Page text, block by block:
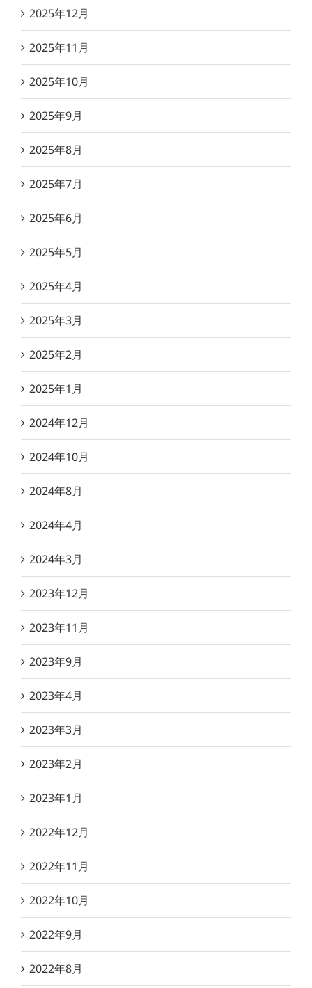
2025年12月
2025年11月
2025年10月
2025年9月
2025年8月
2025年7月
2025年6月
2025年5月
2025年4月
2025年3月
2025年2月
2025年1月
2024年12月
2024年10月
2024年8月
2024年4月
2024年3月
2023年12月
2023年11月
2023年9月
2023年4月
2023年3月
2023年2月
2023年1月
2022年12月
2022年11月
2022年10月
2022年9月
2022年8月